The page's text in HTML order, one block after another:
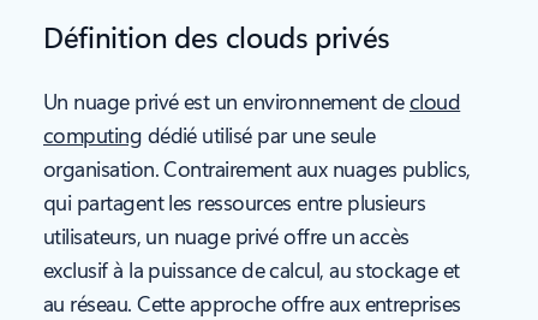
Définition des clouds privés
Un nuage privé est un environnement decloud
computing dédié utilisé par une seule
organisation. Contrairement aux nuages publics,
qui partagent les ressources entre plusieurs
utilisateurs, un nuage privé offre un accès
exclusif à la puissance de calcul, au stockage et
au réseau. Cette approche offre aux entreprises